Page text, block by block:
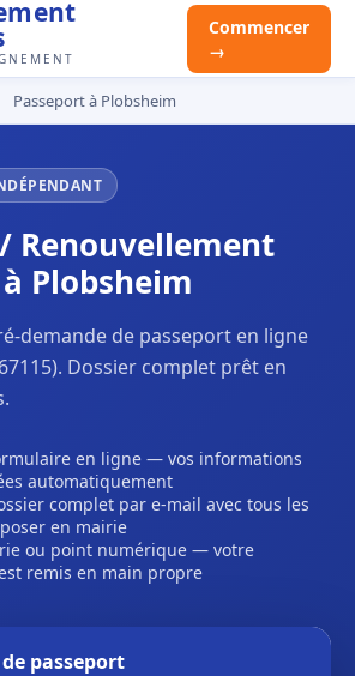
Commencer
→
Passeport à Plobsheim
Renouvellement
Plobsheim
demande de passeport en ligne
Dossier complet prêt en
en ligne — vos informations
automatiquement
complet par e-mail avec tous les
en mairie
ou point numérique — votre
remis en main propre
passeport